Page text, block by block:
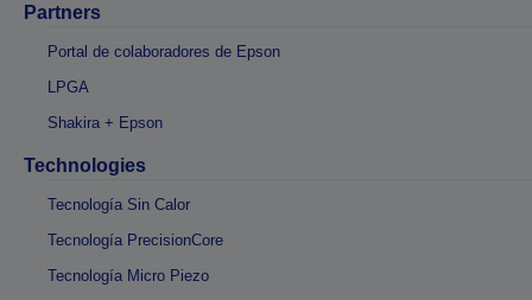
Partners
Portal de colaboradores de Epson
LPGA
Shakira + Epson
Technologies
Tecnología Sin Calor
Tecnología PrecisionCore
Tecnología Micro Piezo